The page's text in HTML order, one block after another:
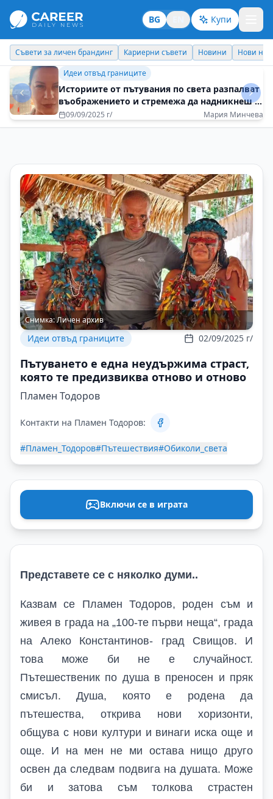
BG Купи
Кариерни съвети Новини Нови назначения Днес празнува
Бизнес брандинг
Постоянното развитие на компанията е
чудесен мотиватор за служителите й
08/05/2025 г/ Пламен Димитров - Coface Bulgaria
Снимка:Личен архив
Идеи отвъд границите 02/09/2025 г/
Пътуването е една неудържима страст,
която те предизвиква отново и отново
Пламен Тодоров
Контакти на Пламен Тодоров:
#Пламен_Тодоров#Пътешествия#Обиколи_света
Включи се в играта
Представете се с няколко думи..
Казвам се Пламен Тодоров, роден съм и
живея в града на „100-те първи неща“, града
на Алеко Константинов- град Свищов. И
това може би не е случайност.
Пътешественик по душа в преносен и пряк
смисъл. Душа, която е родена да
пътешества, открива нови хоризонти,
общува с нови култури и винаги иска още и
още. И на мен не ми остава нищо друго
освен да следвам подвига на душата. Може
би и затова съм толкова страстен